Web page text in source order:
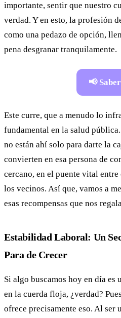
importante, sentir que nuestro
verdad. Y en esto, la profesión
como una pedazo de opción,
pena desgranar tranquilamente.
📢
Este curre, que a menudo lo
fundamental en la salud
no están ahí solo para darte la
convierten en esa persona de
cercano, en el puente vital
los vecinos. Así que, vamos a
esas recompensas que nos
Estabilidad Laboral: Un
Para de Crecer
Si algo buscamos hoy en día es
en la cuerda floja, ¿verdad?
ofrece precisamente eso. Al ser